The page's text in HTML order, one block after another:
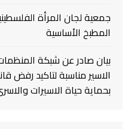
المطبخ الأساسية
بيان صادر عن شبكة
الاسير مناسبة لتاكيد رفض
بحماية حياة الاسيرات